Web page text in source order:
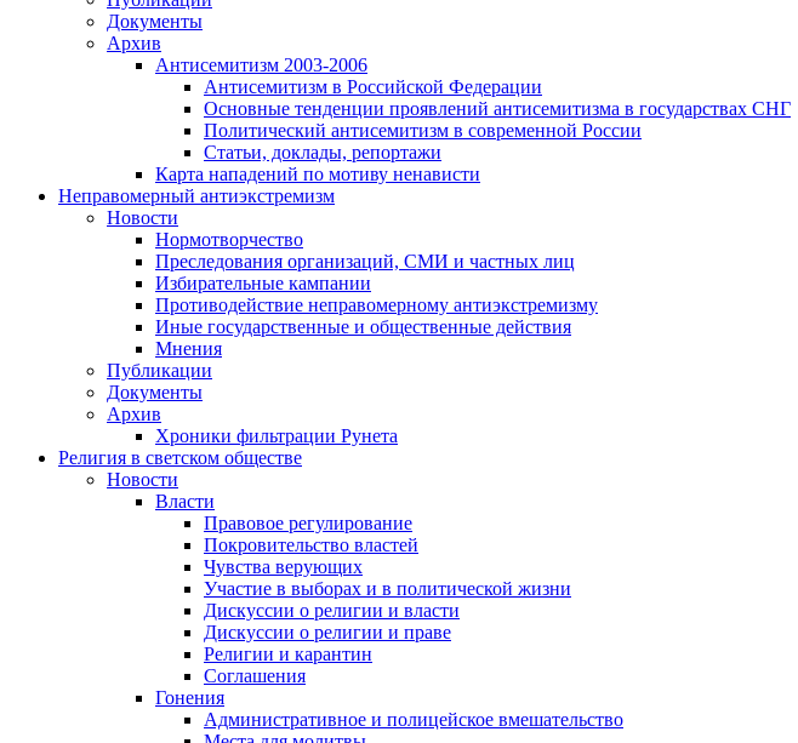
Документы
Архив
Антисемитизм 2003-2006
Антисемитизм в Российской Федерации
Основные тенденции проявлений антисемитизма в государствах СНГ
Политический антисемитизм в современной России
Статьи, доклады, репортажи
Карта нападений по мотиву ненависти
Неправомерный антиэкстремизм
Новости
Нормотворчество
Преследования организаций, СМИ и частных лиц
Избирательные кампании
Противодействие неправомерному антиэкстремизму
Иные государственные и общественные действия
Мнения
Публикации
Документы
Архив
Хроники фильтрации Рунета
Религия в светском обществе
Новости
Власти
Правовое регулирование
Покровительство властей
Чувства верующих
Участие в выборах и в политической жизни
Дискуссии о религии и власти
Дискуссии о религии и праве
Религии и карантин
Соглашения
Гонения
Административное и полицейское вмешательство